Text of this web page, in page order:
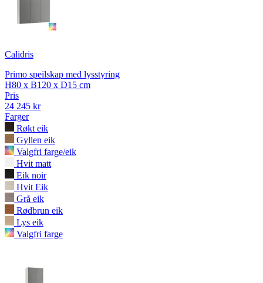
Calidris
Primo speilskap med lysstyring
H80 x B120 x D15 cm
Pris
24 245 kr
Farger
Røkt eik
Gyllen eik
Valgfri farge/eik
Hvit matt
Eik noir
Hvit Eik
Grå eik
Rødbrun eik
Lys eik
Valgfri farge